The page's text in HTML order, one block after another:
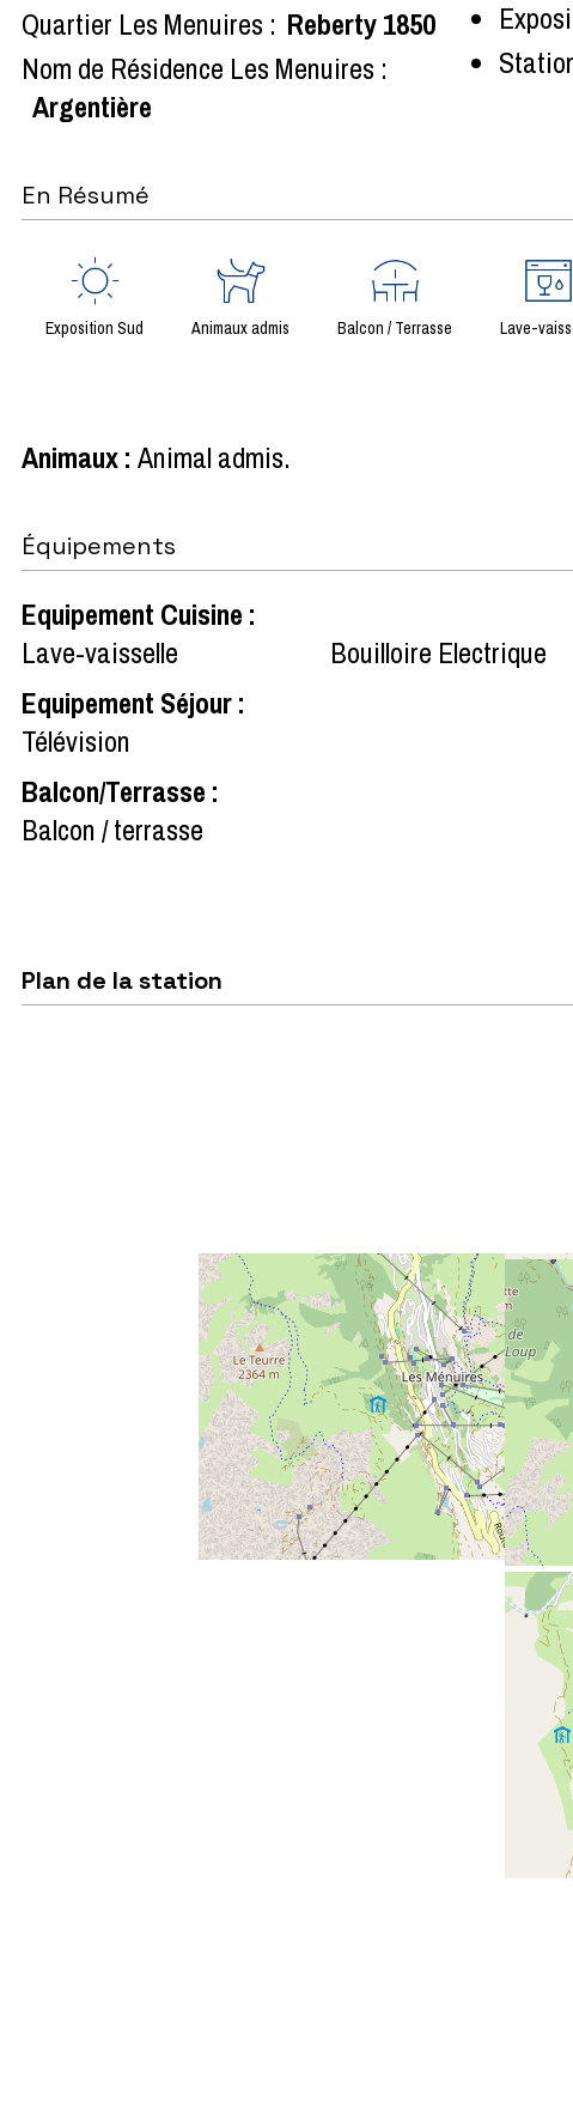
Quartier Les Menuires : Reberty 1850
Nom de Résidence Les Menuires :
Argentière
En Résumé
Exposition Sud Animaux admis Balcon / Terrasse Lave-
Animaux: Animal admis
Équipements
Equipement Cuisine :
Lave-vaisselle
Bouilloire Electrique
Equipement Séjour:
Télévision
Balcon/Terrasse :
Balcon / terrasse
Plan de la station